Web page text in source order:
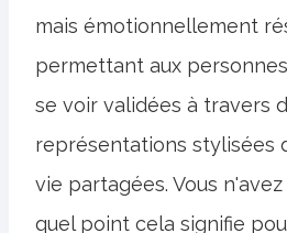
mais émotionnellement
permettant aux
se voir validées à travers
représentations stylisées
vie partagées. Vous
quel point cela signifie